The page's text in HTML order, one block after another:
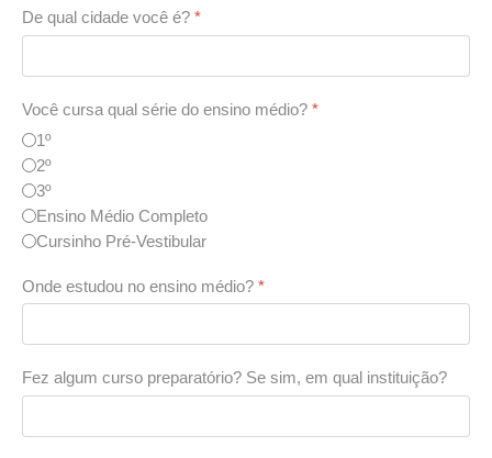
De qual cidade você é? *
Você cursa qual série do ensino médio? *
1º
2º
3º
Ensino Médio Completo
Cursinho Pré-Vestibular
Onde estudou no ensino médio? *
Fez algum curso preparatório? Se sim, em qual instituição?